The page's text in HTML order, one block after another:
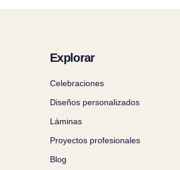
Explorar
Celebraciones
Diseños personalizados
Láminas
Proyectos profesionales
Blog